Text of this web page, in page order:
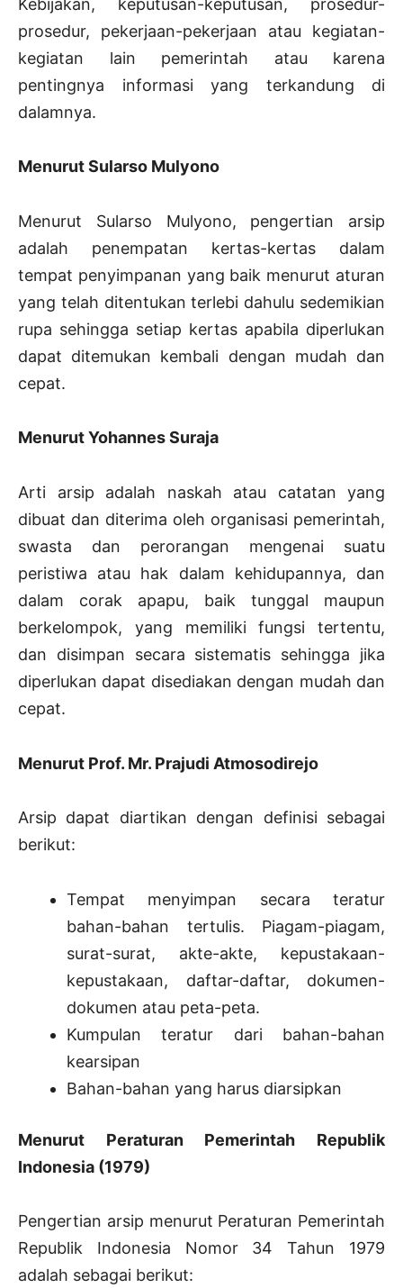
prosedur, pekerjaan-pekerjaan atau kegiatan-
kegiatan lain pemerintah atau karena
pentingnya informasi yang terkandung di
dalamnya.
Menurut Sularso Mulyono
Menurut Sularso Mulyono, pengertian arsip
adalah penempatan kertas-kertas dalam
tempat penyimpanan yang baik menurut aturan
yang telah ditentukan terlebi dahulu sedemikian
rupa sehingga setiap kertas apabila diperlukan
dapat ditemukan kembali dengan mudah dan
cepat.
Menurut Yohannes Suraja
Arti arsip adalah naskah atau catatan yang
dibuat dan diterima oleh organisasi pemerintah,
swasta dan perorangan mengenai suatu
peristiwa atau hak dalam kehidupannya, dan
dalam corak apapu, baik tunggal maupun
berkelompok, yang memiliki fungsi tertentu,
dan disimpan secara sistematis sehingga jika
diperlukan dapat disediakan dengan mudah dan
cepat.
Menurut Prof. Mr. Prajudi Atmosodirejo
Arsip dapat diartikan dengan definisi sebagai
berikut:
Tempat menyimpan secara teratur
bahan-bahan tertulis. Piagam-piagam,
surat-surat, akte-akte, kepustakaan-
kepustakaan, daftar-daftar, dokumen-
dokumen atau peta-peta.
Kumpulan teratur dari bahan-bahan
kearsipan
Bahan-bahan yang harus diarsipkan
Menurut Peraturan Pemerintah Republik
Indonesia (1979)
Pengertian arsip menurut Peraturan Pemerintah
Republik Indonesia Nomor 34 Tahun 1979
adalah sebagai berikut: